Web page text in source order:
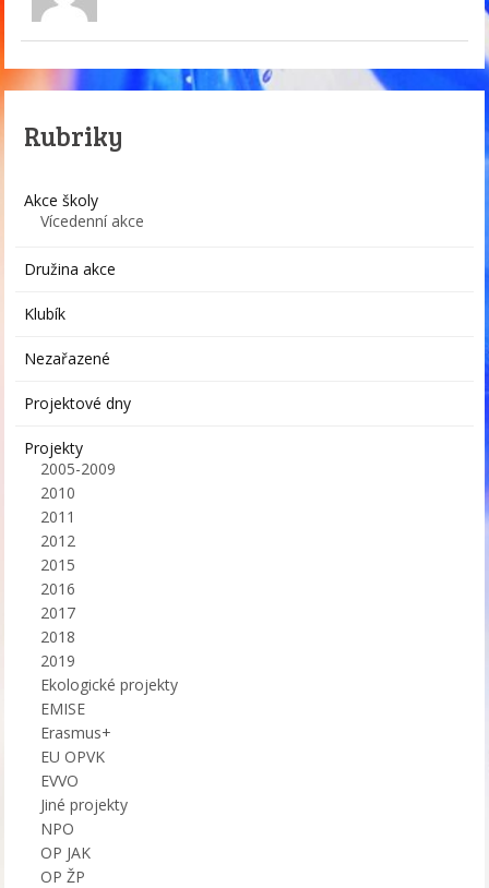
Rubriky
Akce školy
Vícedenní akce
Družina akce
Klubík
Nezařazené
Projektové dny
Projekty
2005-2009
2010
2011
2012
2015
2016
2017
2018
2019
Ekologické projekty
EMISE
Erasmus+
EU OPVK
EVVO
Jiné projekty
NPO
OP JAK
OP ŽP